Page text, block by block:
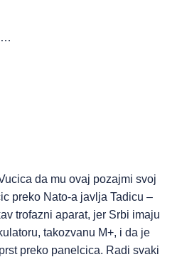
da mu ovaj pozajmi svoj
preko Nato-a javlja Tadicu –
trofazni aparat, jer Srbi imaju
takozvanu M+, i da je
preko panelcica. Radi svaki